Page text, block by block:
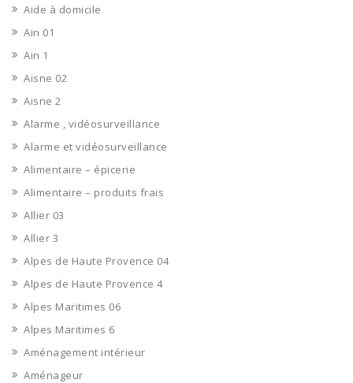
Aide à domicile
Ain 01
Ain 1
Aisne 02
Aisne 2
Alarme , vidéosurveillance
Alarme et vidéosurveillance
Alimentaire – épicerie
Alimentaire – produits frais
Allier 03
Allier 3
Alpes de Haute Provence 04
Alpes de Haute Provence 4
Alpes Maritimes 06
Alpes Maritimes 6
Aménagement intérieur
Aménageur